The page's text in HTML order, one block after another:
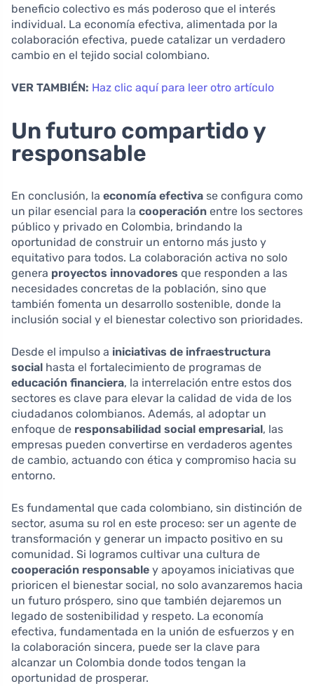
beneficio colectivo es más poderoso que el interés
individual. La economía efectiva, alimentada por la
colaboración efectiva, puede catalizar un verdadero
cambio en el tejido social colombiano.
VER TAMBIÉN: Haz clic aquí para leer otro artículo
Un futuro compartido y
responsable
En conclusión, la economía efectiva se configura como
un pilar esencial para la cooperación entre los sectores
público y privado en Colombia, brindando la
oportunidad de construir un entorno más justo y
equitativo para todos. La colaboración activa no solo
genera proyectos innovadores que responden a las
necesidades concretas de la población, sino que
también fomenta un desarrollo sostenible, donde la
inclusión social y el bienestar colectivo son prioridades.
Desde el impulso a iniciativas de infraestructura
social hasta el fortalecimiento de programas de
educación financiera, la interrelación entre estos dos
sectores es clave para elevar la calidad de vida de los
ciudadanos colombianos. Además, al adoptar un
enfoque de responsabilidad social empresarial, las
empresas pueden convertirse en verdaderos agentes
de cambio, actuando con ética y compromiso hacia su
entorno.
Es fundamental que cada colombiano, sin distinción de
sector, asuma su rol en este proceso: ser un agente de
transformación y generar un impacto positivo en su
comunidad. Si logramos cultivar una cultura de
cooperación responsable y apoyamos iniciativas que
prioricen el bienestar social, no solo avanzaremos hacia
un futuro próspero, sino que también dejaremos un
legado de sostenibilidad y respeto. La economía
efectiva, fundamentada en la unión de esfuerzos y en
la colaboración sincera, puede ser la clave para
alcanzar un Colombia donde todos tengan la
oportunidad de prosperar.